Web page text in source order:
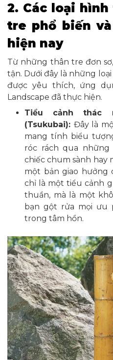
2. Các loại
tre phổ biến
hiện nay
Từ những thân tre đơn
tận. Dưới đây là những
được yêu thích, ứng
Landscape đã thực hiện.
Tiểu cảnh thác
(Tsukubai): Đây là
mang tính biểu
róc rách qua
chiếc chum sành hay
một bản giao hưởng
chỉ là một tiểu cảnh
thuần, mà là một
bạn gột rửa mọi ưu
trong tâm hồn.